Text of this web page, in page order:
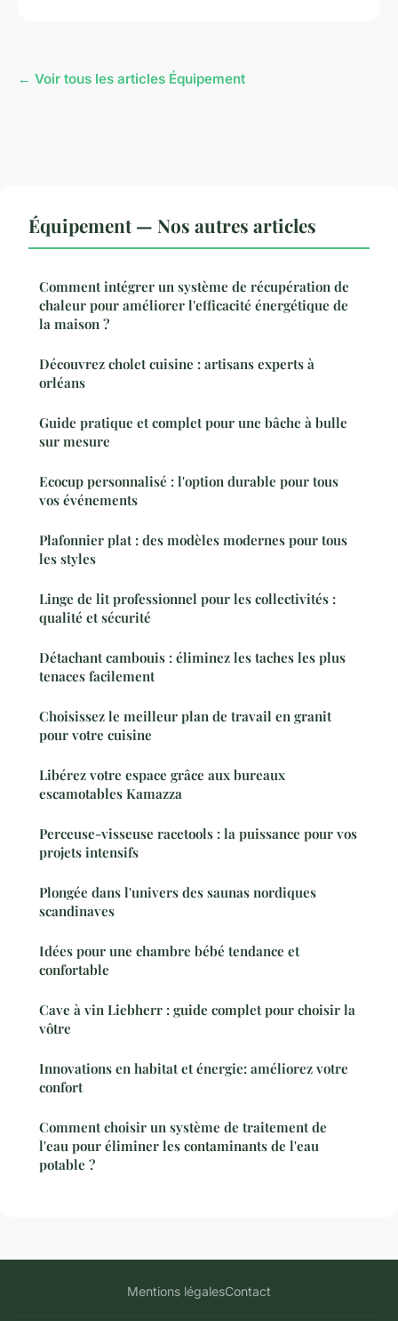
← Voir tous les articles Équipement
Équipement — Nos autres articles
Comment intégrer un système de récupération de
chaleur pour améliorer l'efficacité énergétique de
la maison ?
Découvrez cholet cuisine : artisans experts à
orléans
Guide pratique et complet pour une bâche à bulle
sur mesure
Ecocup personnalisé : l'option durable pour tous
vos événements
Plafonnier plat : des modèles modernes pour tous
les styles
Linge de lit professionnel pour les collectivités :
qualité et sécurité
Détachant cambouis : éliminez les taches les plus
tenaces facilement
Choisissez le meilleur plan de travail en granit
pour votre cuisine
Libérez votre espace grâce aux bureaux
escamotables Kamazza
Perceuse-visseuse racetools : la puissance pour vos
projets intensifs
Plongée dans l'univers des saunas nordiques
scandinaves
Idées pour une chambre bébé tendance et
confortable
Cave à vin Liebherr : guide complet pour choisir la
vôtre
Innovations en habitat et énergie: améliorez votre
confort
Comment choisir un système de traitement de
l'eau pour éliminer les contaminants de l'eau
potable ?
Mentions légalesContact